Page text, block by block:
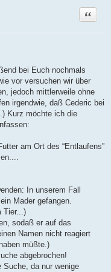
Zitat
bei Euch nochmals
vor versuchen wir über
jedoch mittlerweile ohne
irgendwie, daß Cederic bei
Kurz möchte ich die
am Ort des “Entlaufens”
In unserem Fall
Mader gefangen.
Tier...)
sodaß er auf das
Namen nicht reagiert
müßte.)
abgebrochen!
Suche, da nur wenige